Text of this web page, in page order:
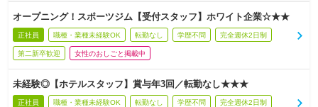
オープニング！スポーツジム【受付スタッフ】ホワイト企業☆★★
正社員 職種・業種未経験OK 転勤なし 学歴不問 完全週休2日制
第二新卒歓迎 女性のおしごと掲載中
未経験◎【ホテルスタッフ】賞与年3回／転勤なし★★★
正社員 職種・業種未経験OK 転勤なし 学歴不問 完全週休2日制